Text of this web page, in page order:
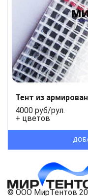
Тент из
4000 руб/рул.
+ цветов
© ООО МирТентов